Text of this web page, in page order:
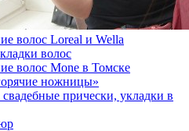
волос Loreal и Wella
волос
волос Mone в Томске
ножницы»
прически, укладки в